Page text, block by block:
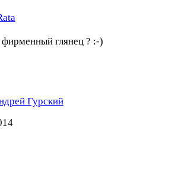
фирменный глянец ? :-)
Гурский